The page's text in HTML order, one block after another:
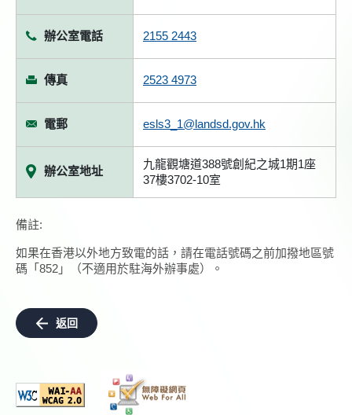
辦公室電話 2155 2443
傳真 2523 4973
電郵 esls3_1@landsd.gov.hk
辦公室地址
九龍觀塘道388號創紀之城1期1座
37樓3702-10室
備註:
如果在香港以外地方致電的話，請在電話號碼之前加撥地區號
碼「852」（不適用於駐海外辦事處）。
返回